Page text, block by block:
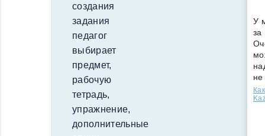
создания
задания
педагог
выбирает
предмет,
рабочую
тетрадь,
упражнение,
дополнительные
У
за
не